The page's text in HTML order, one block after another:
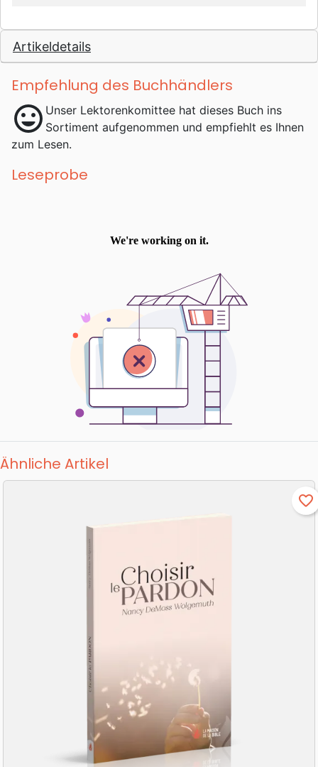
Artikeldetails
Empfehlung des Buchhändlers
mood Unser Lektorenkomittee hat dieses Buch ins
Sortiment aufgenommen und empfiehlt es Ihnen
zum Lesen.
Leseprobe
Ähnliche Artikel
favorite_border